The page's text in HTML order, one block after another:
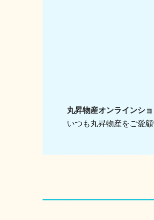
丸昇物産オンラインシ
いつも丸昇物産をご愛